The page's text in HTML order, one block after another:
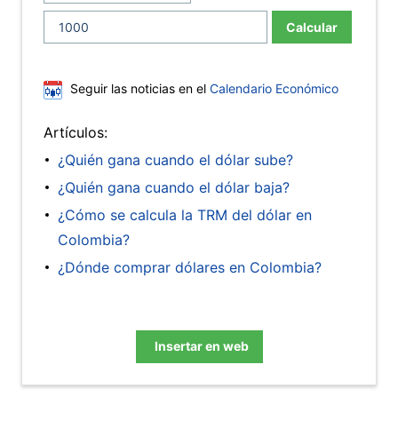
Calcular
Seguir las noticias en el Calendario Económico
Artículos:
¿Quién gana cuando el dólar sube?
¿Quién gana cuando el dólar baja?
¿Cómo se calcula la TRM del dólar en
Colombia?
¿Dónde comprar dólares en Colombia?
Insertar en web